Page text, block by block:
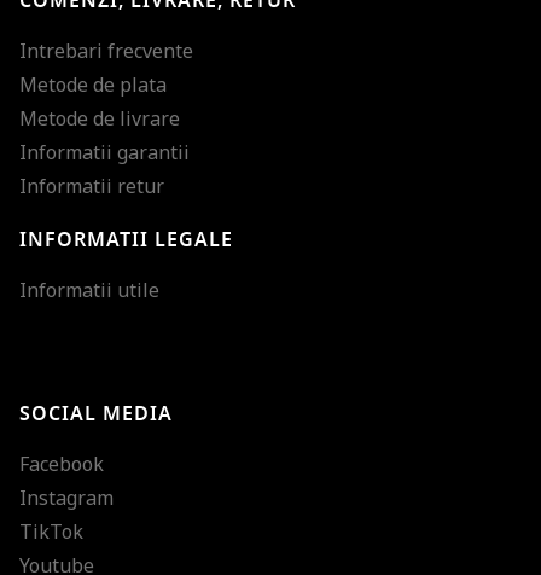
Intrebari frecvente
Metode de plata
Metode de livrare
Informatii garantii
Informatii retur
INFORMATII LEGALE
Informatii utile
SOCIAL MEDIA
Facebook
Instagram
TikTok
Youtube